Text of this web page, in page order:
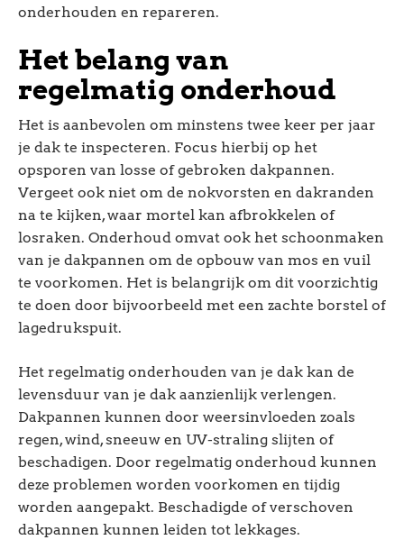
onderhouden en repareren.
Het belang van
regelmatig onderhoud
Het is aanbevolen om minstens twee keer per jaar
je dak te inspecteren. Focus hierbij op het
opsporen van losse of gebroken dakpannen.
Vergeet ook niet om de nokvorsten en dakranden
na te kijken, waar mortel kan afbrokkelen of
losraken. Onderhoud omvat ook het schoonmaken
van je dakpannen om de opbouw van mos en vuil
te voorkomen. Het is belangrijk om dit voorzichtig
te doen door bijvoorbeeld met een zachte borstel of
lagedrukspuit.
Het regelmatig onderhouden van je dak kan de
levensduur van je dak aanzienlijk verlengen.
Dakpannen kunnen door weersinvloeden zoals
regen, wind, sneeuw en UV-straling slijten of
beschadigen. Door regelmatig onderhoud kunnen
deze problemen worden voorkomen en tijdig
worden aangepakt. Beschadigde of verschoven
dakpannen kunnen leiden tot lekkages.